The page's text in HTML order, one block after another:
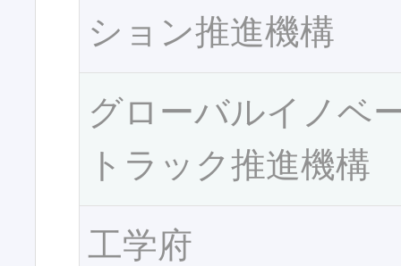
ション推進機構
グローバルイノベ
トラック推進機構
工学府